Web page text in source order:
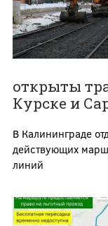
открыты
Курске и
В Калининграде
действующих
линий